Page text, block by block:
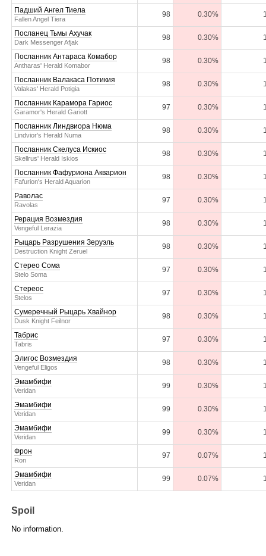
Падший Ангел Тиела
Fallen Angel Tiera
98 0.30%
Посланец Тьмы Ахучак
Dark Messenger Afjak
98 0.30%
Посланник Антараса Комабор
Antharas' Herald Komabor
98 0.30%
Посланник Валакаса Потикия
Valakas' Herald Potigia
98 0.30%
Посланник Карамора Гариос
Garamor's Herald Gariott
97 0.30%
Посланник Линдвиора Нюма
Lindvior's Herald Numa
98 0.30%
Посланник Скелуса Искиос
Skellrus' Herald Iskios
98 0.30%
Посланник Фафуриона Акварион
Fafurion's Herald Aquarion
98 0.30%
Раволас
Ravolas
97 0.30%
Рерация Возмездия
Vengeful Lerazia
98 0.30%
Рыцарь Разрушения Зеруэль
Destruction Knight Zeruel
98 0.30%
Стерео Сома
Stelo Soma
97 0.30%
Стереос
Stelos
97 0.30%
Сумеречный Рыцарь Хвайнор
Dusk Knight Feilnor
98 0.30%
Табрис
Tabris
97 0.30%
Элигос Возмездия
Vengeful Eligos
98 0.30%
Эмамбифи
Veridan
99 0.30%
Эмамбифи
Veridan
99 0.30%
Эмамбифи
Veridan
99 0.30%
Фрон
Ron
97 0.07%
Эмамбифи
Veridan
99 0.07%
Spoil
No information.